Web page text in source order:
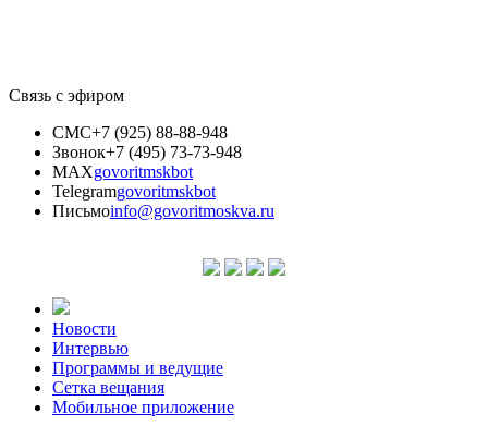
Связь с эфиром
СМС+7 (925) 88-88-948
Звонок+7 (495) 73-73-948
MAXgovoritmskbot
Telegramgovoritmskbot
Письмоinfo@govoritmoskva.ru
Новости
Интервью
Программы и ведущие
Сетка вещания
Мобильное приложение